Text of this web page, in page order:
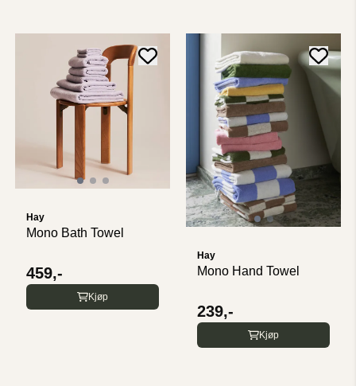
Hay
Mono Bath Towel
459,-
Kjøp
Hay
Mono Hand Towel
239,-
Kjøp